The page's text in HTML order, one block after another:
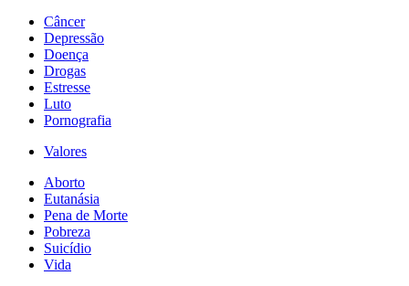
Câncer
Depressão
Doença
Drogas
Estresse
Luto
Pornografia
Valores
Aborto
Eutanásia
Pena de Morte
Pobreza
Suicídio
Vida